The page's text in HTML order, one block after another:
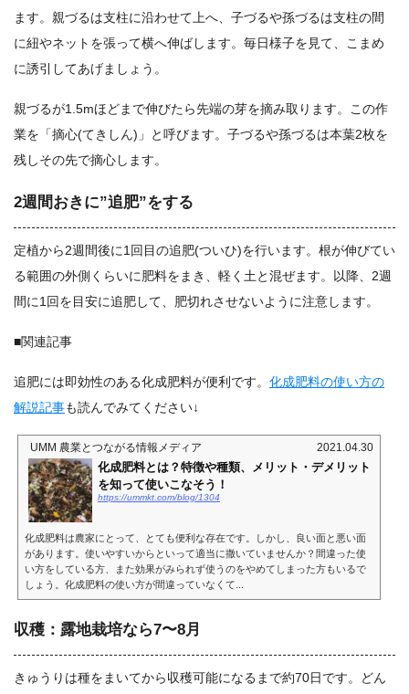
ます。親づるは支柱に沿わせて上へ、子づるや孫づるは支柱の間
に紐やネットを張って横へ伸ばします。毎日様子を見て、こまめ
に誘引してあげましょう。
親づるが1.5mほどまで伸びたら先端の芽を摘み取ります。この作
業を「摘心(てきしん)」と呼びます。子づるや孫づるは本葉2枚を
残しその先で摘心します。
2週間おきに”追肥”をする
定植から2週間後に1回目の追肥(ついひ)を行います。根が伸びてい
る範囲の外側くらいに肥料をまき、軽く土と混ぜます。以降、2週
間に1回を目安に追肥して、肥切れさせないように注意します。
■関連記事
追肥には即効性のある化成肥料が便利です。 化成肥料の使い方の
解説記事も読んでみてください↓
UMM 農業とつながる情報メディア 2021.04.30
化成肥料とは？特徴や種類、メリット・デメリット
を知って使いこなそう！
https://ummkt.com/blog/1304
化成肥料は農家にとって、とても便利な存在です。しかし、良い面と悪い面
があります。使いやすいからといって適当に撒いていませんか？間違った使
い方をしている方、また効果がみられず使うのをやめてしまった方もいるで
しょう。化成肥料の使い方が間違っていなくて...
収穫：露地栽培なら7〜8月
きゅうりは種をまいてから収穫可能になるまで約70日です。どん